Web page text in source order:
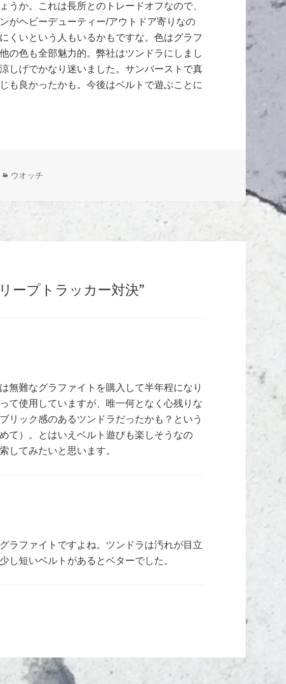
うか。これは長所とのトレードオフなので、
がヘビーデューティー/アウトドア寄りなの
くいという人もいるかもですな。色はグラフ
の色も全部魅力的。弊社はツンドラにしまし
しげでかなり迷いました。サンバーストで真
も良かったかも。今後はベルトで遊ぶことに
カ
ゴ
ウオッチ
ープトラッカー対決”
無難なグラファイトを購入して半年程になり
て使用していますが、唯一何となく心残りな
リック感のあるツンドラだったかも？という
て）。とはいえベルト遊びも楽しそうなの
してみたいと思います。
ラファイトですよね。ツンドラは汚れが目立
し短いベルトがあるとベターでした。